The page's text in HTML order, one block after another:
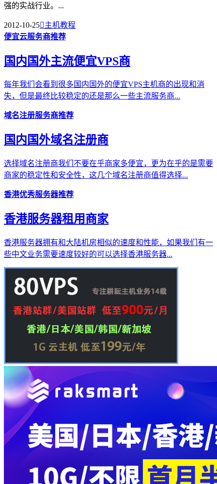
强的实战行业。...
2012-10-25主机教程
便宜云服务商推荐
国内国外主流便宜VPS商
每年我们会看到很多国内国外的便宜VPS主机商的出现和消
失，但是最终比较稳定的还是那么一些主流服务商...
域名注册服务商推荐
国内国外域名注册商
选择域名注册商我们不要在乎商家多便宜，更为在乎的是需要
商家的稳定性和安全性，这几个域名注册商值得选择...
香港优秀服务器推荐
香港服务器租用商家
香港服务器拥有和大陆机房相似的速度和性能，如果我们有一
些中文业务需要速度较好的可以选择香港服务器...